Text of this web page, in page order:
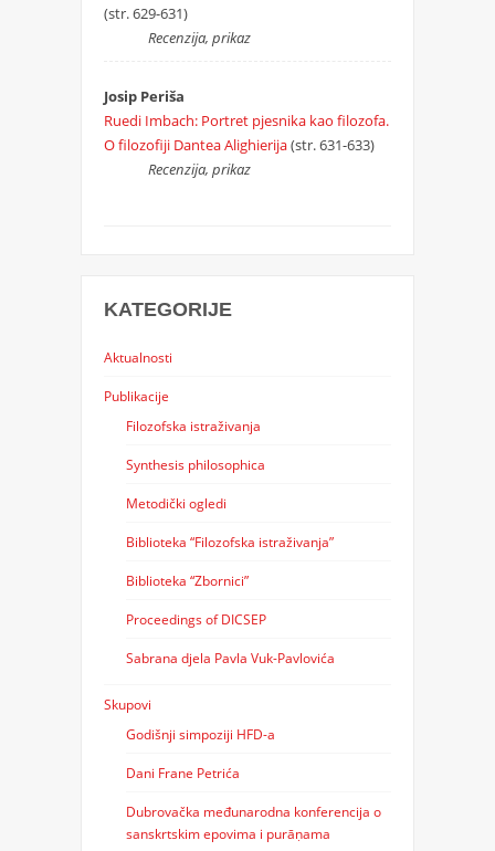
(str. 629-631)
Recenzija, prikaz
Josip Periša
Ruedi Imbach: Portret pjesnika kao filozofa.
O filozofiji Dantea Alighierija(str. 631-633)
Recenzija, prikaz
KATEGORIJE
Aktualnosti
Publikacije
Filozofska istraživanja
Synthesis philosophica
Metodički ogledi
Biblioteka “Filozofska istraživanja”
Biblioteka “Zbornici”
Proceedings of DICSEP
Sabrana djela Pavla Vuk-Pavlovića
Skupovi
Godišnji simpoziji HFD-a
Dani Frane Petrića
Dubrovačka međunarodna konferencija o
sanskrtskim epovima i purāṇama